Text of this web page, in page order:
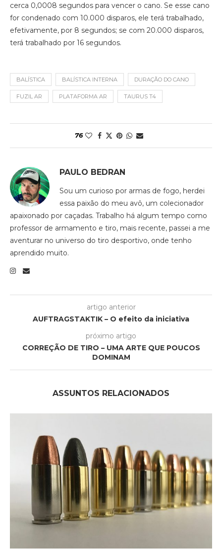
cerca 0,0008 segundos para vencer o cano. Se esse cano
for condenado com 10.000 disparos, ele terá trabalhado,
efetivamente, por 8 segundos; se com 20.000 disparos,
terá trabalhado por 16 segundos.
BALÍSTICA BALÍSTICA INTERNA DURAÇÃO DO CANO
FUZIL AR PLATAFORMA AR TAURUS T4
76
PAULO BEDRAN
Sou um curioso por armas de fogo, herdei
essa paixão do meu avô, um colecionador
apaixonado por caçadas. Trabalho há algum tempo como
professor de armamento e tiro, mais recente, passei a me
aventurar no universo do tiro desportivo, onde tenho
aprendido muito.
artigo anterior
AUFTRAGSTAKTIK – O efeito da iniciativa
próximo artigo
CORREÇÃO DE TIRO – UMA ARTE QUE POUCOS
DOMINAM
ASSUNTOS RELACIONADOS